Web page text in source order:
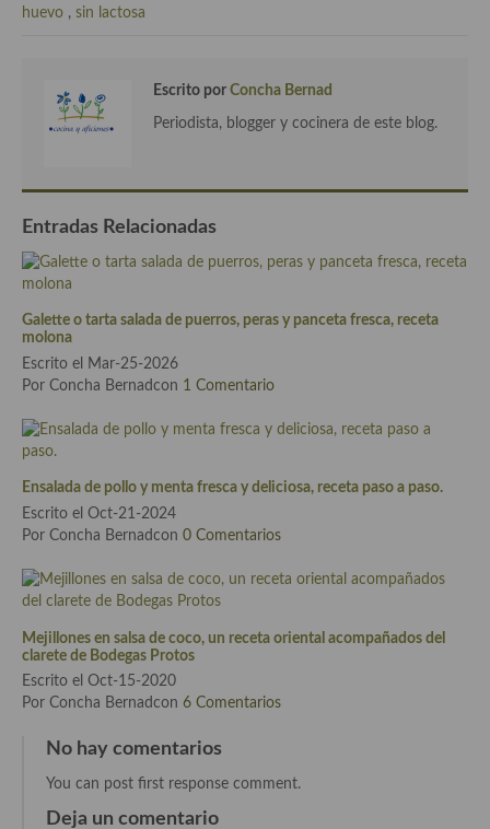
Cocina Murciana
Cocina Riojana
Cocina Europea
Cocina Alemana
Cocina Austriaca
Cocina Belga
Cocina Bulgara
Cocina Danesa
Cocina de la Republica Checa
Cocina de Polonia
Cocina Eslovena
Cocina Francesa
Cocina Griega
Cocina Holandesa
huevo , sin lactosa
Escrito por Concha Bernad
Periodista, blogger y cocinera de este blog.
Entradas Relacionadas
Galette o tarta salada de puerros, peras y panceta fresca, receta
molona
Escrito el Mar-25-2026
Por Concha Bernadcon 1 Comentario
Ensalada de pollo y menta fresca y deliciosa, receta paso a paso.
Escrito el Oct-21-2024
Por Concha Bernadcon 0 Comentarios
Mejillones en salsa de coco, un receta oriental acompañados del
clarete de Bodegas Protos
Escrito el Oct-15-2020
Por Concha Bernadcon 6 Comentarios
No hay comentarios
You can post first response comment.
Deja un comentario